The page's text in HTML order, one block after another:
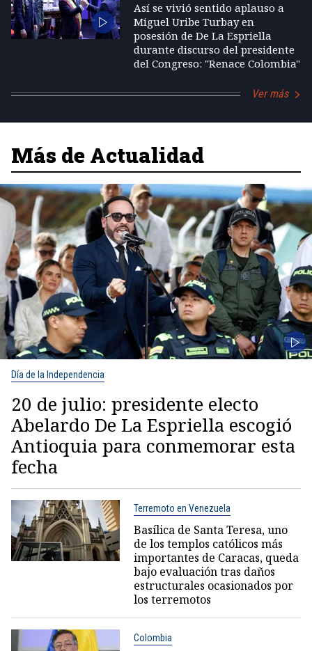
Así se vivió sentido aplauso a
Miguel Uribe Turbay en
posesión de De La Espriella
durante discurso del presidente
del Congreso: "Renace Colombia"
Ver más
Más de Actualidad
Día de la Independencia
20 de julio: presidente electo
Abelardo De La Espriella escogió
Antioquia para conmemorar esta
fecha
Terremoto en Venezuela
Basílica de Santa Teresa, uno
de los templos católicos más
importantes de Caracas, queda
bajo evaluación tras daños
estructurales ocasionados por
los terremotos
Colombia